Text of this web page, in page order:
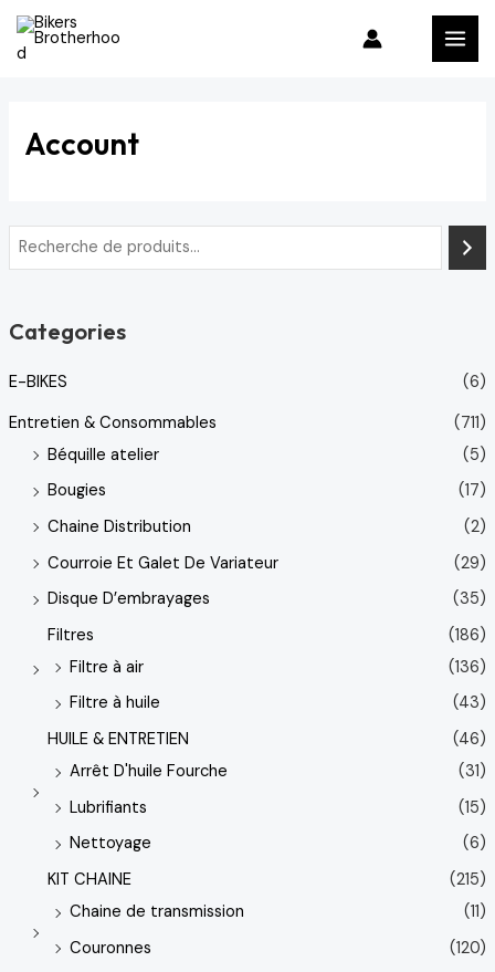
Aller
Categories
E-BIKES
(6)
Entretien & Consommables
(711)
Béquille atelier
(5)
Bougies
(17)
Chaine Distribution
(2)
Courroie Et Galet De Variateur
(29)
Disque D’embrayages
(35)
Filtres
(186)
Filtre à air
(136)
Filtre à huile
(43)
HUILE & ENTRETIEN
(46)
Arrêt D'huile Fourche
(31)
Lubrifiants
(15)
Nettoyage
(6)
KIT CHAINE
(215)
Chaine de transmission
(11)
Couronnes
(120)
Account